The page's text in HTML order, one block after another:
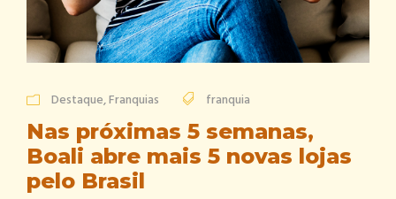
Destaque,Franquias franquia
Nas próximas 5 semanas,
Boali abre mais 5 novas lojas
pelo Brasil